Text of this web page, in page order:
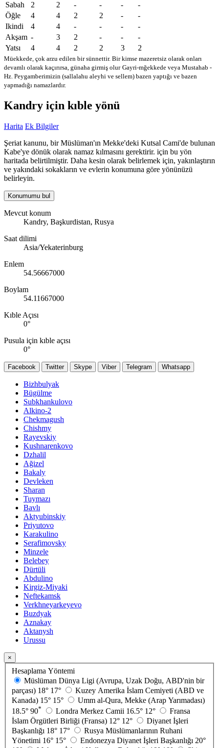
Sabah
2 2 - - -
-
Öğle
4 4 2 2 -
-
Ikindi
4 4 - - -
-
Akşam - 3 2 - -
-
Yatsı
4 4 2 2 3 2
Müekkede, çok arzu edilen bir sünnettir. Bir kimse mazeretsiz olarak onları
devamlı olarak kaçırırsa, günaha girmiş olur Gayri-mğekkede veya Mustahab -
Hz. Peygamberimizin (sallalahu aleyhi ve sellem) bazen yaptığı ve bazen
yapmadığı namazlardır.
Kandry için kıble yönü
Harita Ek Bilgiler
Şeriat kanunu, bir Müslüman'ın Mekke'deki Kutsal Cami'de bulunan
Kabe'ye dönük olarak namaz kılmasını gerektirir. için bu yön
haritada belirtilmiştir. Daha kesin olarak belirlemek için, yakınlaştırın
ve yakındaki sokakların ve evlerin konumuna göre yönünüzü
belirleyin.
Konumumu bul
Mevcut konum
Kandry, Başkurdistan, Rusya
Saat dilimi
Asia/Yekaterinburg
Enlem
54.56667000
Boylam
54.11667000
Kıble Açısı
0°
Pusula için kıble açısı
0°
Facebook Twitter Skype Viber Telegram Whatsapp
Bizhbulyak
Bügülme
Subkhankulovo
Alkino-2
Chekmagush
Chishmy
Rayevskiy
Kushnarenkovo
Dzhalil
Ağizel
Bakaly
Devleken
Sharan
Tuymazı
Bavlı
Aktyubinskiy
Priyutovo
Karakulino
Serafimovsky
Minzele
Belebey
Dürtüli
Abdulino
Kirgiz-Miyaki
Neftekamsk
Verkhneyarkeyevo
Buzdyak
Aznakay
Aktanysh
Urussu
×
Hesaplama Yöntemi
Müslüman Dünya Ligi (Avrupa, Uzak Doğu, ABD'nin bir
parçası) 18° 17°
Kuzey Amerika İslam Cemiyeti (ABD ve
Kanada) 15° 15°
Umm al-Qura, Mekke (Arap Yarımadası)
18.5° 90* Londra Merkez Camii 16.5° 12°
Fransa
İslam Örgütleri Birliği (Fransa) 12° 12°
Diyanet İşleri
Başkanlığı 18° 17°
Rusya Müslümanlarının Ruhani
Yönetimi 16° 15° Endonezya Diyanet İşleri Başkanlığı 20°